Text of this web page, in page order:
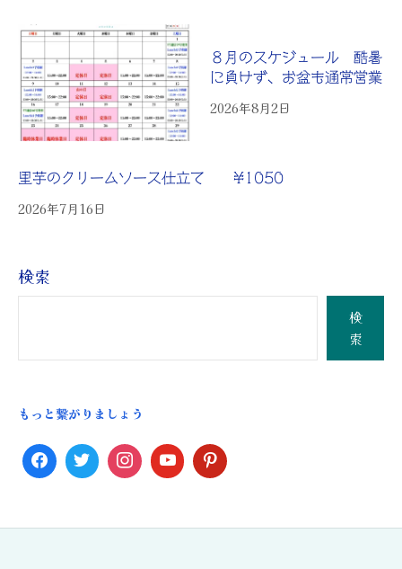
８月のスケジュール 酷暑
に負けず、お盆も通常営業
2026年8月2日
里芋のクリームソース仕立て ¥1050
2026年7月16日
検索
検
索
もっと繋がりましょう